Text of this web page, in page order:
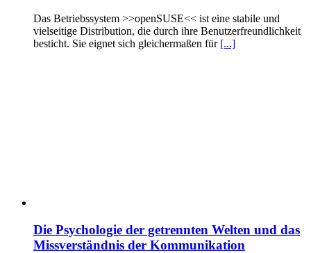
Das Betriebssystem >>openSUSE<< ist eine stabile und
vielseitige Distribution, die durch ihre Benutzerfreundlichkeit
besticht. Sie eignet sich gleichermaßen für [...]
Die Psychologie der getrennten Welten und das
Missverständnis der Kommunikation